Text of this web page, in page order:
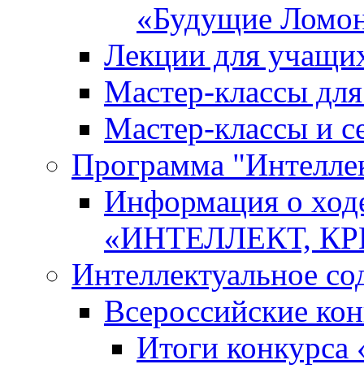
«Будущие
Лекции для
Мастер-классы
Мастер-классы и
Программа
Информация о
«ИНТЕЛЛЕКТ,
Интеллектуальное
Всероссийские
Итоги конкурса